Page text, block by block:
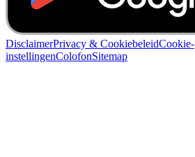
DisclaimerPrivacy & CookiebeleidCookie-
instellingenColofonSitemap